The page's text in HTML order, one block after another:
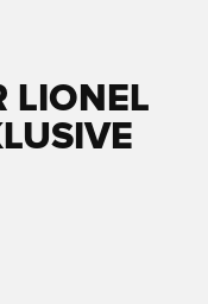
LIONEL